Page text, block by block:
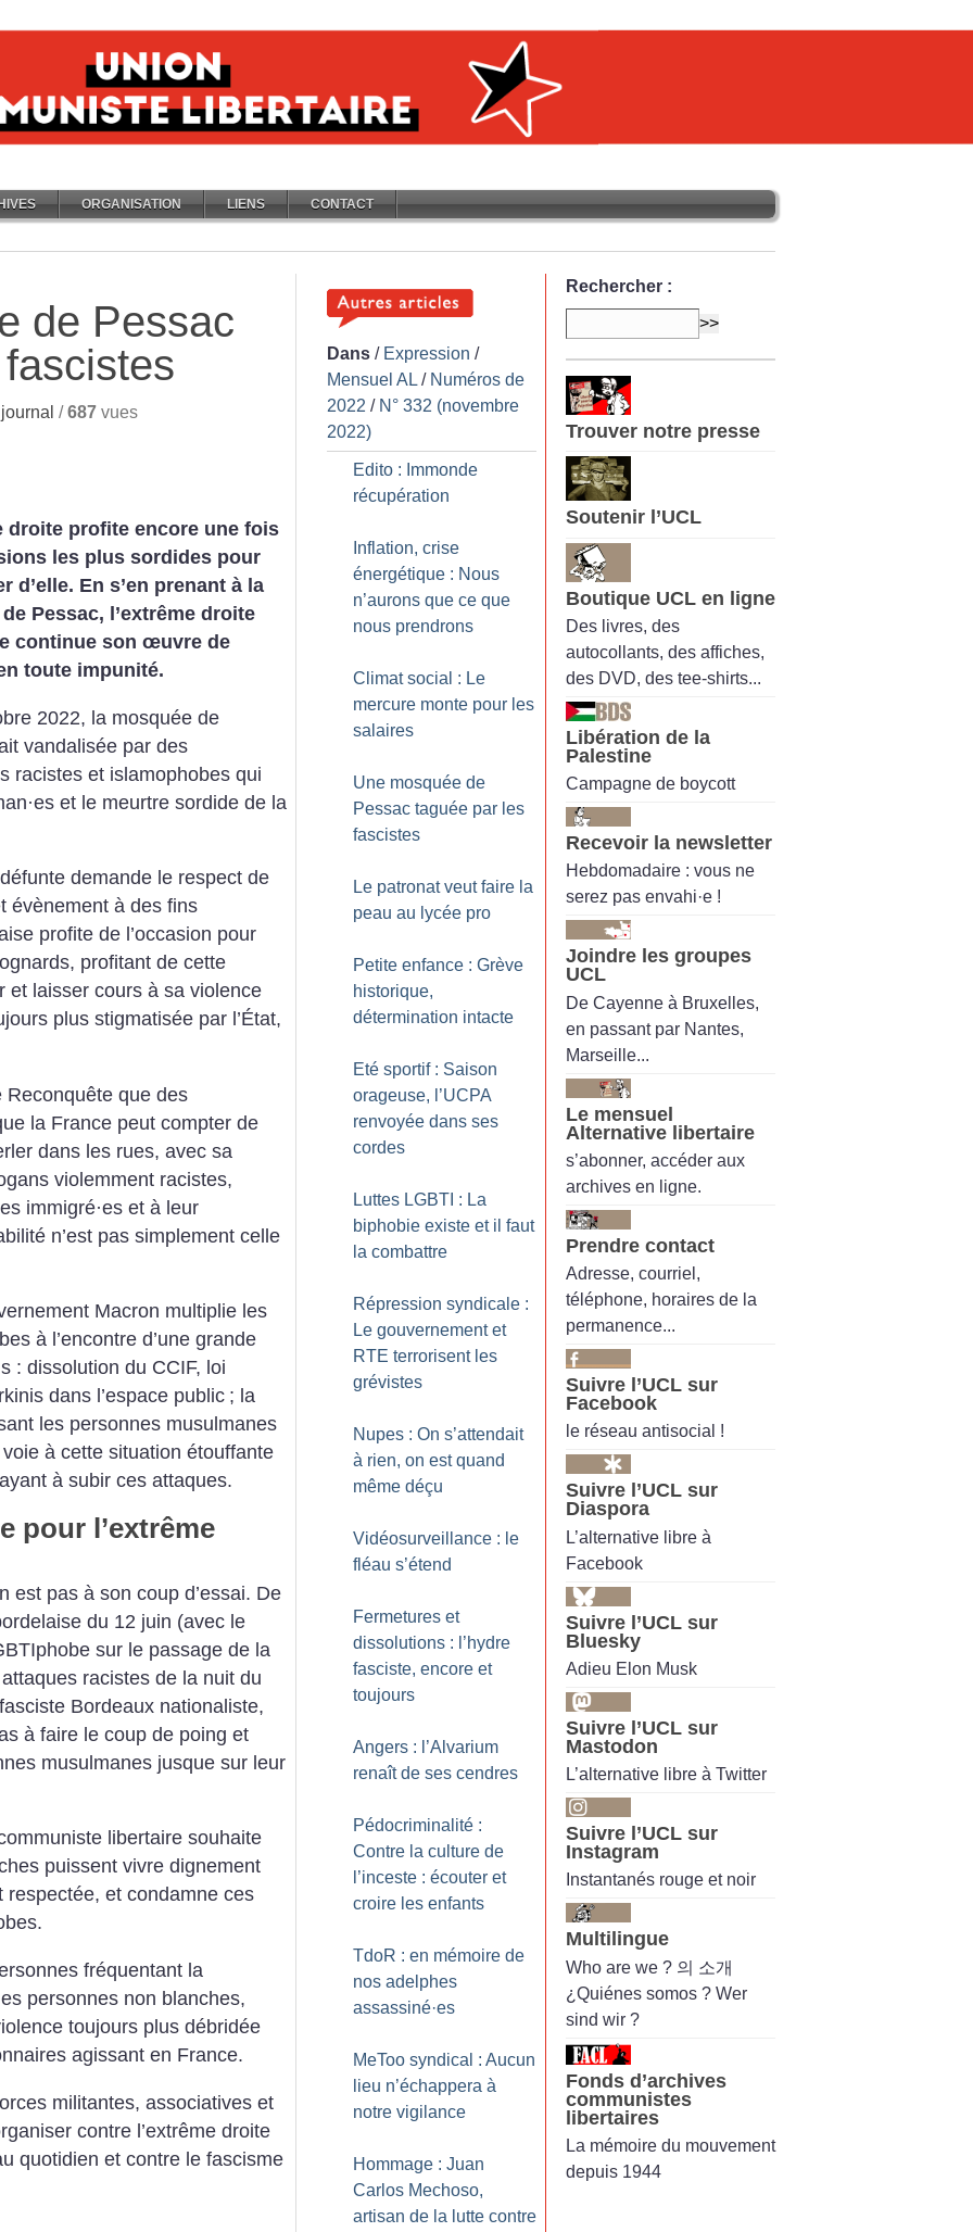
ORGANISATION LIENS CONTACT
de Pessac
/687 vues
droite profite encore une fois
les plus sordides pour
d’elle. En s’en prenant à la
Pessac, l’extrême droite
continue son œuvre de
toute impunité.
2022, la mosquée de
vandalisée par des
racistes et islamophobes qui
·es et le meurtre sordide de la
demande le respect de
évènement à des fins
profite de l’occasion pour
profitant de cette
et laisser cours à sa violence
plus stigmatisée par l’État,
Reconquête que des
la France peut compter de
dans les rues, avec sa
violemment racistes,
immigré·es et à leur
n’est pas simplement celle
Macron multiplie les
à l’encontre d’une grande
: dissolution du CCIF, loi
dans l’espace public ; la
les personnes musulmanes
à cette situation étouffante
à subir ces attaques.
pour l’extrême
est pas à son coup d’essai. De
du 12 juin (avec le
sur le passage de la
racistes de la nuit du
Bordeaux nationaliste,
à faire le coup de poing et
musulmanes jusque sur leur
libertaire souhaite
puissent vivre dignement
et condamne ces
fréquentant la
personnes non blanches,
toujours plus débridée
agissant en France.
militantes, associatives et
contre l’extrême droite
quotidien et contre le fascisme
Dans / Expression /
Mensuel AL / Numéros de
2022 / N° 332 (novembre
2022)
Edito : Immonde
récupération
Inflation, crise
énergétique : Nous
n’aurons que ce que
nous prendrons
Climat social : Le
mercure monte pour les
salaires
Une mosquée de
Pessac taguée par les
fascistes
Le patronat veut faire la
peau au lycée pro
Petite enfance : Grève
historique,
détermination intacte
Eté sportif : Saison
orageuse, l’UCPA
renvoyée dans ses
cordes
Luttes LGBTI : La
biphobie existe et il faut
la combattre
Répression syndicale :
Le gouvernement et
RTE terrorisent les
grévistes
Nupes : On s’attendait
à rien, on est quand
même déçu
Vidéosurveillance : le
fléau s’étend
Fermetures et
dissolutions : l’hydre
fasciste, encore et
toujours
Angers : l’Alvarium
renaît de ses cendres
Pédocriminalité :
Contre la culture de
l’inceste : écouter et
croire les enfants
TdoR : en mémoire de
nos adelphes
assassiné·es
MeToo syndical : Aucun
lieu n’échappera à
notre vigilance
Hommage : Juan
Carlos Mechoso,
artisan de la lutte contre
Rechercher :
Trouver notre presse
Soutenir l’UCL
Boutique UCL en ligne
Des livres, des
autocollants, des affiches,
des DVD, des tee-shirts...
Libération de la
Palestine
Campagne de boycott
Recevoir la newsletter
Hebdomadaire : vous ne
serez pas envahi·e !
Joindre les groupes
UCL
De Cayenne à Bruxelles,
en passant par Nantes,
Marseille...
Le mensuel
Alternative libertaire
s’abonner, accéder aux
archives en ligne.
Prendre contact
Adresse, courriel,
téléphone, horaires de la
permanence...
Suivre l’UCL sur
Facebook
le réseau antisocial !
Suivre l’UCL sur
Diaspora
L’alternative libre à
Facebook
Suivre l’UCL sur
Bluesky
Adieu Elon Musk
Suivre l’UCL sur
Mastodon
L’alternative libre à Twitter
Suivre l’UCL sur
Instagram
Instantanés rouge et noir
Multilingue
Who are we ? 의 소개
¿Quiénes somos ? Wer
sind wir ?
Fonds d’archives
communistes
libertaires
La mémoire du mouvement
depuis 1944